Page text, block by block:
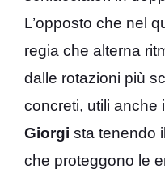
L’opposto che nel
regia che alterna
dalle rotazioni più
concreti, utili anche
Giorgi sta tenendo
che proteggono le